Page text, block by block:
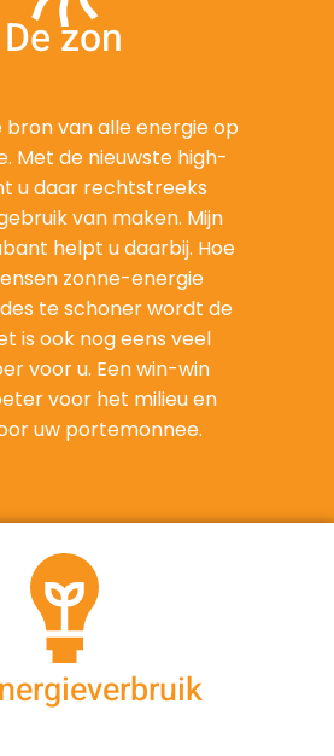
De zon
bron van alle energie op
Met de nieuwste high-
u daar rechtstreeks
van maken. Mijn
helpt u daarbij. Hoe
zonne-energie
te schoner wordt de
is ook nog eens veel
voor u. Een win-win
voor het milieu en
uw portemonnee.